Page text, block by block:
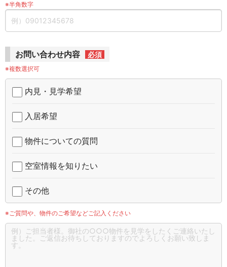
※半角数字
お問い合わせ内容 必須
※複数選択可
内見・見学希望
入居希望
物件についての質問
空室情報を知りたい
その他
※ご質問や、物件のご希望などご記入ください